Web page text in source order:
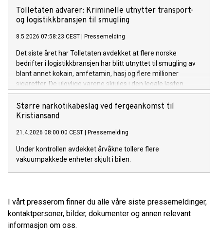
Tolletaten advarer: Kriminelle utnytter transport-
og logistikkbransjen til smugling
8.5.2026 07:58:23 CEST Pressemelding
Det siste året har Tolletaten avdekket at flere norske
bedrifter i logistikkbransjen har blitt utnyttet til smugling av
blant annet kokain, amfetamin, hasj og flere millioner
sigaretter. De ulovlige varene skjules i den legale lasten.
Større narkotikabeslag ved fergeankomst til
Kristiansand
21.4.2026 08:00:00 CEST Pressemelding
Under kontrollen avdekket årvåkne tollere flere
vakuumpakkede enheter skjult i bilen.
I vårt presserom finner du alle våre siste pressemeldinger,
kontaktpersoner, bilder, dokumenter og annen relevant
informasjon om oss.